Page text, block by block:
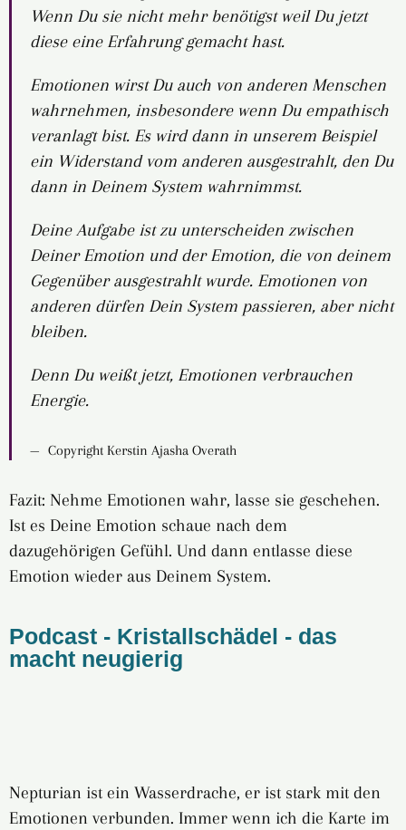
Wenn Du sie nicht mehr benötigst weil Du jetzt
diese eine Erfahrung gemacht hast.
Emotionen wirst Du auch von anderen Menschen
wahrnehmen, insbesondere wenn Du empathisch
veranlagt bist. Es wird dann in unserem Beispiel
ein Widerstand vom anderen ausgestrahlt, den Du
dann in Deinem System wahrnimmst.
Deine Aufgabe ist zu unterscheiden zwischen
Deiner Emotion und der Emotion, die von deinem
Gegenüber ausgestrahlt wurde. Emotionen von
anderen dürfen Dein System passieren, aber nicht
bleiben.
Denn Du weißt jetzt, Emotionen verbrauchen
Energie.
Copyright Kerstin Ajasha Overath
Fazit: Nehme Emotionen wahr, lasse sie geschehen.
Ist es Deine Emotion schaue nach dem
dazugehörigen Gefühl. Und dann entlasse diese
Emotion wieder aus Deinem System.
Podcast - Kristallschädel - das
macht neugierig
Nepturian ist ein Wasserdrache, er ist stark mit den
Emotionen verbunden. Immer wenn ich die Karte im